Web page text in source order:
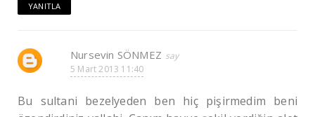
YANITLA
Nursevin SÖNMEZ
5 Mart 2013 11:40
Bu sultani bezelyeden ben hiç pişirmedim beni